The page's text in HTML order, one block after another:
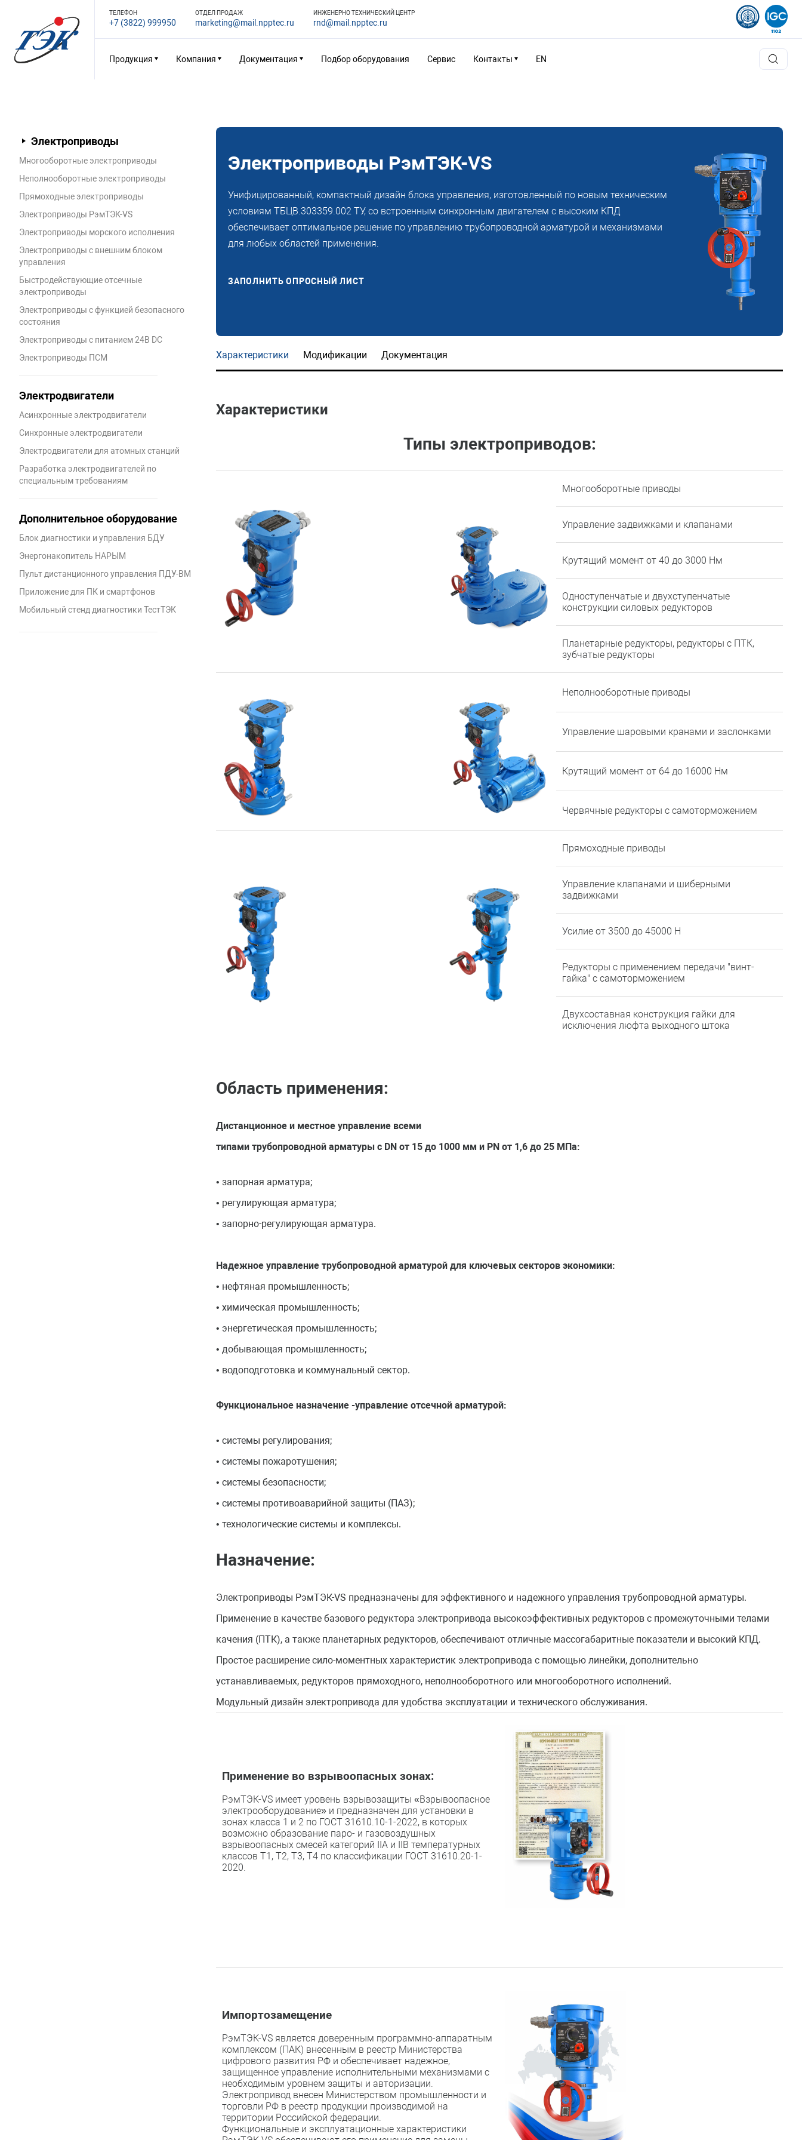
ТЕЛЕФОН
+7 (3822) 999950
ОТДЕЛ ПРОДАЖ
marketing@mail.npptec.ru
ИНЖЕНЕРНО ТЕХНИЧЕСКИЙ ЦЕНТР
rnd@mail.npptec.ru
Продукция Компания Документация Подбор оборудования Сервис Контакты EN
Электроприводы
Многооборотные электроприводы
Неполнооборотные электроприводы
Прямоходные электроприводы
Электроприводы РэмТЭК-VS
Электроприводы морского исполнения
Электроприводы с внешним блоком
управления
Быстродействующие отсечные
электроприводы
Электроприводы с функцией безопасного
состояния
Электроприводы с питанием 24В DC
Электроприводы ПСМ
Электродвигатели
Асинхронные электродвигатели
Синхронные электродвигатели
Электродвигатели для атомных станций
Разработка электродвигателей по
специальным требованиям
Дополнительное оборудование
Блок диагностики и управления БДУ
Энергонакопитель НАРЫМ
Пульт дистанционного управления ПДУ-ВМ
Приложение для ПК и смартфонов
Мобильный стенд диагностики ТестТЭК
Электроприводы РэмТЭК-VS
Унифицированный, компактный дизайн блока управления, изготовленный по новым техническим
условиям ТБЦВ.303359.002 ТУ, со встроенным синхронным двигателем с высоким КПД
обеспечивает оптимальное решение по управлению трубопроводной арматурой и механизмами
для любых областей применения.
ЗАПОЛНИТЬ ОПРОСНЫЙ ЛИСТ
Характеристики Модификации Документация
Характеристики
Типы электроприводов:
Многооборотные приводы
Управление задвижками и клапанами
Крутящий момент от 40 до 3000 Нм
Одноступенчатые и двухступенчатые
конструкции силовых редукторов
Планетарные редукторы, редукторы с ПТК,
зубчатые редукторы
Неполнооборотные приводы
Управление шаровыми кранами и заслонками
Крутящий момент от 64 до 16000 Нм
Червячные редукторы с самоторможением
Прямоходные приводы
Управление клапанами и шиберными
задвижками
Усилие от 3500 до 45000 Н
Редукторы с применением передачи "винт-
гайка" с самоторможением
Двухсоставная конструкция гайки для
исключения люфта выходного штока
Область применения:
Дистанционное и местное управление всеми
типами трубопроводной арматуры с DN от 15 до 1000 мм и PN от 1,6 до 25 МПа:
• запорная арматура;
• регулирующая арматура;
• запорно-регулирующая арматура.
Надежное управление трубопроводной арматурой для ключевых секторов экономики:
• нефтяная промышленность;
• химическая промышленность;
• энергетическая промышленность;
• добывающая промышленность;
• водоподготовка и коммунальный сектор.
Функциональное назначение -управление отсечной арматурой:
• системы регулирования;
• системы пожаротушения;
• системы безопасности;
• системы противоаварийной защиты (ПАЗ);
• технологические системы и комплексы.
Назначение:
Электроприводы РэмТЭК-VS предназначены для эффективного и надежного управления трубопроводной арматуры.
Применение в качестве базового редуктора электропривода высокоэффективных редукторов с промежуточными телами
качения (ПТК), а также планетарных редукторов, обеспечивают отличные массогабаритные показатели и высокий КПД.
Простое расширение сило-моментных характеристик электропривода с помощью линейки, дополнительно
устанавливаемых, редукторов прямоходного, неполнооборотного или многооборотного исполнений.
Модульный дизайн электропривода для удобства эксплуатации и технического обслуживания.
Применение во взрывоопасных зонах:
РэмТЭК-VS имеет уровень взрывозащиты «Взрывоопасное
электрооборудование» и предназначен для установки в
зонах класса 1 и 2 по ГОСТ 31610.10-1-2022, в которых
возможно образование паро- и газовоздушных
взрывоопасных смесей категорий IIA и IIB температурных
классов Т1, Т2, Т3, Т4 по классификации ГОСТ 31610.20-1-
2020.
Импортозамещение
РэмТЭК-VS является доверенным программно-аппаратным
комплексом (ПАК) внесенным в реестр Министерства
цифрового развития РФ и обеспечивает надежное,
защищенное управление исполнительными механизмами с
необходимым уровнем защиты и авторизации.
Электропривод внесен Министерством промышленности и
торговли РФ в реестр продукции производимой на
территории Российской федерации.
Функциональные и эксплуатационные характеристики